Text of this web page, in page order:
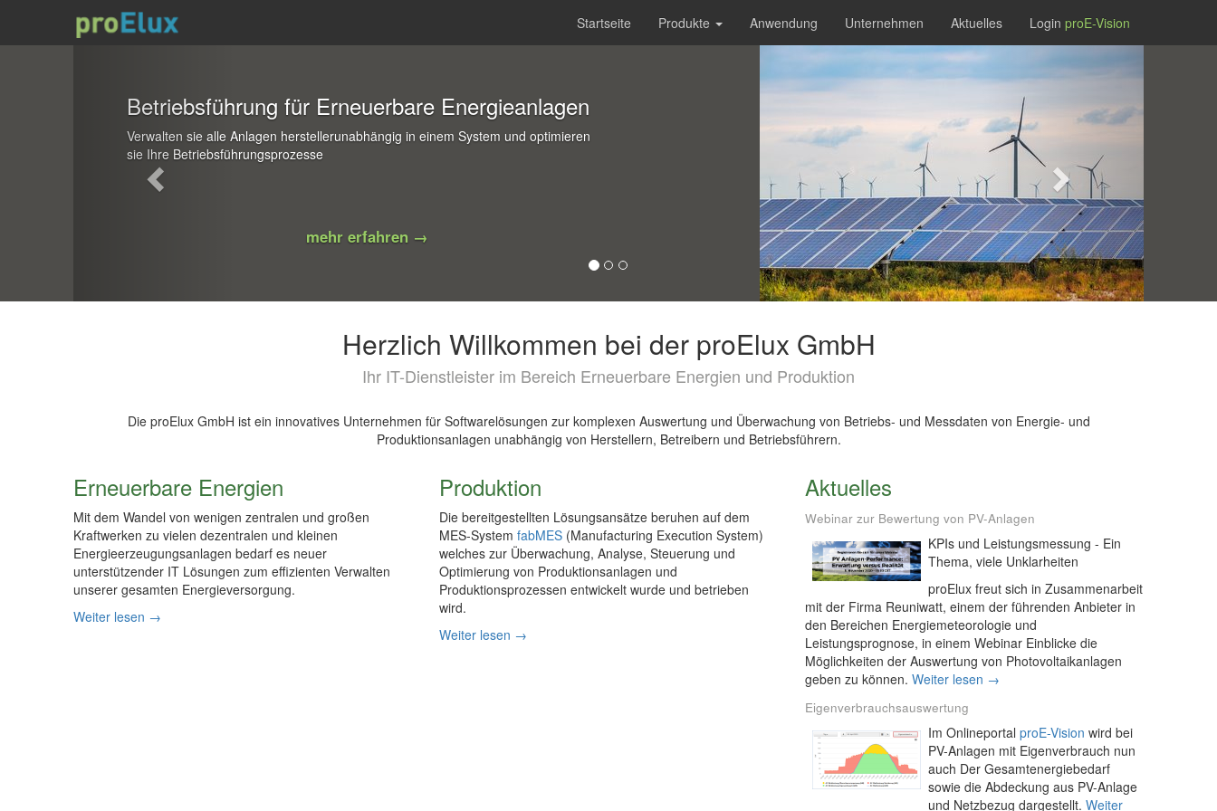
Startseite Produkte Anwendung Unternehmen Aktuelles LoginproE-Vision
Betriebsführung für Erneuerbare Energieanlagen
Verwalten sie alle Anlagen herstellerunabhängig in einem System und optimieren
sie Ihre Betriebsführungsprozesse
mehr erfahren →
Herzlich Willkommen bei der proElux GmbH
Ihr IT-Dienstleister im Bereich Erneuerbare Energien und Produktion
Die proElux GmbH ist ein innovatives Unternehmen für Softwarelösungen zur komplexen Auswertung und Überwachung von Betriebs- und Messdaten von Energie- und
Produktionsanlagen unabhängig von Herstellern, Betreibern und Betriebsführern.
Erneuerbare Energien
Mit dem Wandel von wenigen zentralen und großen
Kraftwerken zu vielen dezentralen und kleinen
Energieerzeugungsanlagen bedarf es neuer
unterstützender IT Lösungen zum effizienten Verwalten
unserer gesamten Energieversorgung.
Weiter lesen →
Produktion
Die bereitgestellten Lösungsansätze beruhen auf dem
MES-System fabMES (Manufacturing Execution System)
welches zur Überwachung, Analyse, Steuerung und
Optimierung von Produktionsanlagen und
Produktionsprozessen entwickelt wurde und betrieben
wird.
Weiter lesen →
Aktuelles
Webinar zur Bewertung von PV-Anlagen
KPIs und Leistungsmessung - Ein
Thema, viele Unklarheiten
proElux freut sich in Zusammenarbeit
mit der Firma Reuniwatt, einem der führenden Anbieter in
den Bereichen Energiemeteorologie und
Leistungsprognose, in einem Webinar Einblicke die
Möglichkeiten der Auswertung von Photovoltaikanlagen
geben zu können.Weiter lesen →
Eigenverbrauchsauswertung
Im OnlineportalproE-Visionwird bei
PV-Anlagen mit Eigenverbrauch nun
auch Der Gesamtenergiebedarf
sowie die Abdeckung aus PV-Anlage
und Netzbezug dargestellt.Weiter